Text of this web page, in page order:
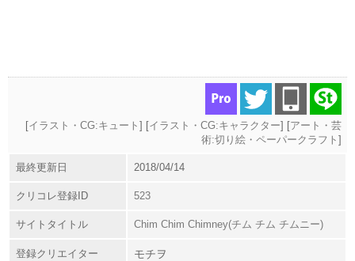
[イラスト・CG:キュート ] [イラスト・CG:キャラクター] [アート・芸
術:切り絵・ペーパークラフト ]
最終更新日 2018/04/14
クリコレ登録ID 523
サイトタイトル Chim Chim Chimney(チム チム チムニー)
登録クリエイター モチヲ